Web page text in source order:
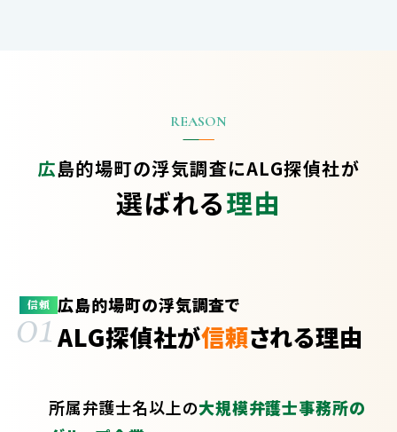
広島的場町の浮気調査にALG探偵社が
選ばれる理由
信頼
01広島的場町の浮気調査で
ALG探偵社が信頼される理由
所属弁護士名以上の大規模弁護士事務所の